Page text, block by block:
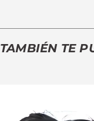
TAMBIÉN TE